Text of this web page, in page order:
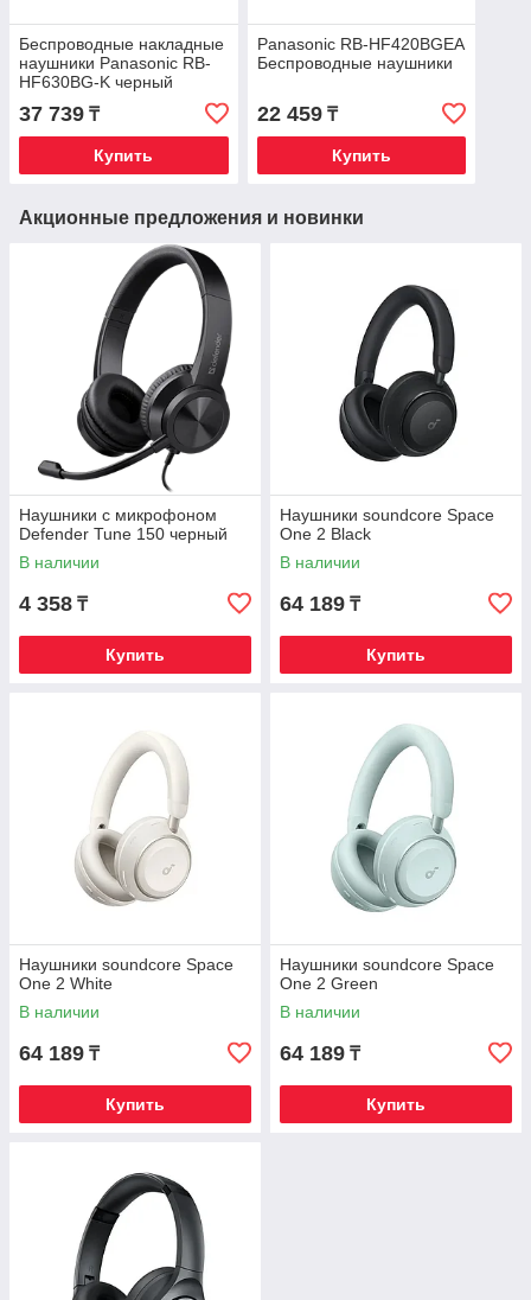
Беспроводные накладные
наушники Panasonic RB-
HF630BG-K черный
37 739 ₸
Купить
Panasonic RB-HF420BGEA
Беспроводные наушники
22 459₸
Купить
Акционные предложения и новинки
Наушники с микрофоном
Defender Tune 150 черный
В наличии
4 358 ₸
Купить
Наушники soundcore Space
One 2 Black
В наличии
64 189 ₸
Купить
Наушники soundcore Space
One 2 White
В наличии
64 189 ₸
Купить
Наушники soundcore Space
One 2 Green
В наличии
64 189 ₸
Купить